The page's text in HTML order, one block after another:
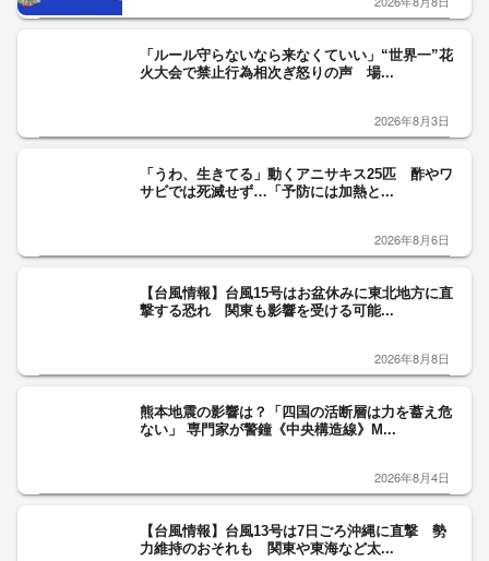
「ルール守らないなら来なくていい」“世界一”花
火大会で禁止行為相次ぎ怒りの声 場...
2026年8月3日
「うわ、生きてる」動くアニサキス25匹 酢やワ
サビでは死滅せず…「予防には加熱と...
2026年8月6日
【台風情報】台風15号はお盆休みに東北地方に直
撃する恐れ 関東も影響を受ける可能...
2026年8月8日
熊本地震の影響は？「四国の活断層は力を蓄え危
ない」 専門家が警鐘《中央構造線》M...
2026年8月4日
【台風情報】台風13号は7日ごろ沖縄に直撃 勢
力維持のおそれも 関東や東海など太...